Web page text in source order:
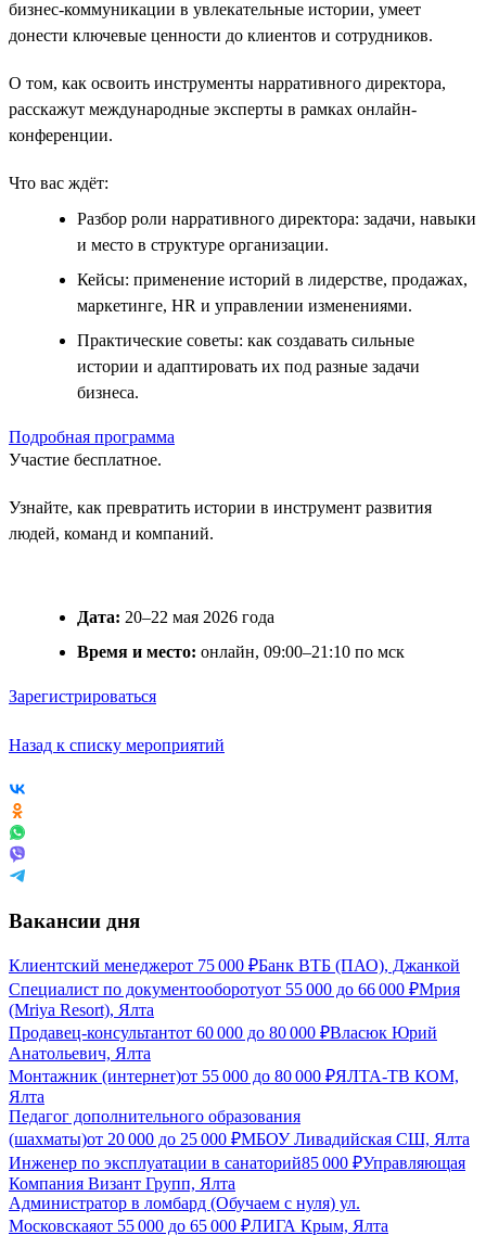
бизнес-коммуникации в увлекательные истории, умеет
донести ключевые ценности до клиентов и сотрудников.
О том, как освоить инструменты нарративного директора,
расскажут международные эксперты в рамках онлайн-
конференции.
Что вас ждёт:
Разбор роли нарративного директора: задачи, навыки
и место в структуре организации.
Кейсы: применение историй в лидерстве, продажах,
маркетинге, HR и управлении изменениями.
Практические советы: как создавать сильные
истории и адаптировать их под разные задачи
бизнеса.
Подробная программа
Участие бесплатное.
Узнайте, как превратить истории в инструмент развития
людей, команд и компаний.
Дата: 20–22 мая 2026 года
Время и место: онлайн, 09:00–21:10 по мск
Зарегистрироваться
Назад к списку мероприятий
Вакансии дня
Клиентский менеджерот 75 000 ₽Банк ВТБ (ПАО), Джанкой
Специалист по документооборотуот 55 000 до 66 000 ₽Мрия
(Mriya Resort), Ялта
Продавец-консультантот 60 000 до 80 000 ₽Власюк Юрий
Анатольевич, Ялта
Монтажник (интернет)от 55 000 до 80 000 ₽ЯЛТА-ТВ КОМ,
Ялта
Педагог дополнительного образования
(шахматы)от 20 000 до 25 000 ₽МБОУ Ливадийская СШ, Ялта
Инженер по эксплуатации в санаторий85 000 ₽Управляющая
Компания Визант Групп, Ялта
Администратор в ломбард (Обучаем с нуля) ул.
Московскаяот 55 000 до 65 000 ₽ЛИГА Крым, Ялта